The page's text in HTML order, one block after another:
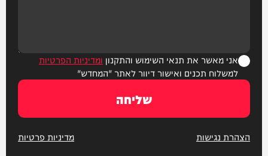
אני מאשר את תנאי השימוש והתקנון ומדיניות הפרטיות
למשלוח תכנים ואישור דיוור לאתר "המחדש"
שליחה
הצהרת נגישות מדיניות פרטיות